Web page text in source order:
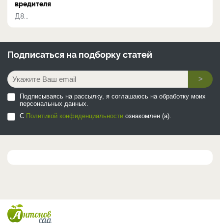
вредителя
Д8...
Подписаться на подборку статей
>
Подписываясь на рассылку, я соглашаюсь на обработку моих
персональных данных.
С Политикой конфиденциальности ознакомлен (а).